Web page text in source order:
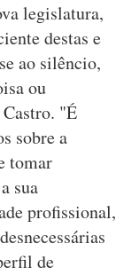
legislatura,
destas e
ao silêncio,
ou
"É
sobre a
tomar
sua
profissional,
de